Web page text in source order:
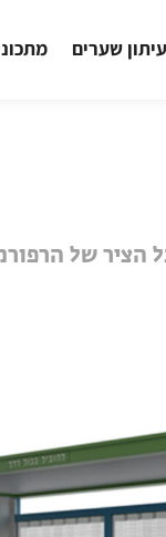
עיתון שערים
הציר של